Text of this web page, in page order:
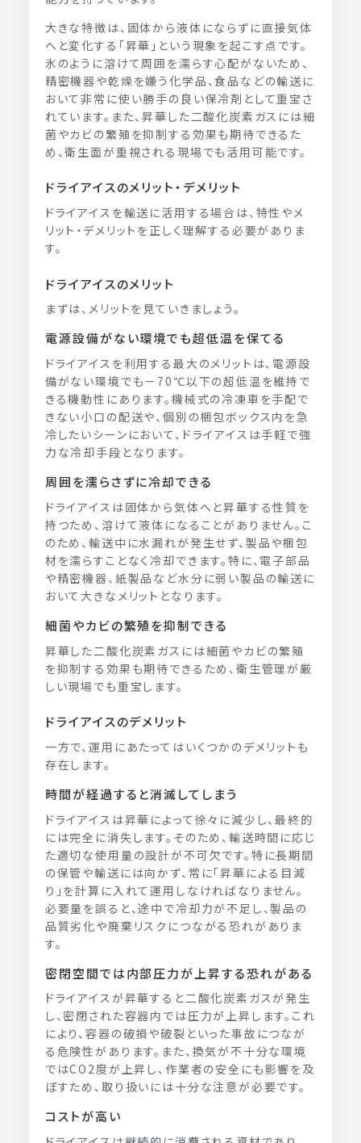
大きな特徴は、固体から液体にならずに直接気体
へと変化する「昇華」という現象を起こす点です。
氷のように溶けて周囲を濡らす心配がないため、
精密機器や乾燥を嫌う化学品、食品などの輸送に
おいて非常に使い勝手の良い保冷剤として重宝さ
れています。また、昇華した二酸化炭素ガスには細
菌やカビの繁殖を抑制する効果も期待できるた
め、衛生面が重視される現場でも活用可能です。
ドライアイスのメリット・デメリット
ドライアイスを輸送に活用する場合は、特性やメ
リット・デメリットを正しく理解する必要がありま
す。
ドライアイスのメリット
まずは、メリットを見ていきましょう。
電源設備がない環境でも超低温を保てる
ドライアイスを利用する最大のメリットは、電源設
備がない環境でも－70℃以下の超低温を維持で
きる機動性にあります。機械式の冷凍車を手配で
きない小口の配送や、個別の梱包ボックス内を急
冷したいシーンにおいて、ドライアイスは手軽で強
力な冷却手段となります。
周囲を濡らさずに冷却できる
ドライアイスは固体から気体へと昇華する性質を
持つため、溶けて液体になることがありません。こ
のため、輸送中に水漏れが発生せず、製品や梱包
材を濡らすことなく冷却できます。特に、電子部品
や精密機器、紙製品など水分に弱い製品の輸送に
おいて大きなメリットとなります。
細菌やカビの繁殖を抑制できる
昇華した二酸化炭素ガスには細菌やカビの繁殖
を抑制する効果も期待できるため、衛生管理が厳
しい現場でも重宝します。
ドライアイスのデメリット
一方で、運用にあたってはいくつかのデメリットも
存在します。
時間が経過すると消滅してしまう
ドライアイスは昇華によって徐々に減少し、最終的
には完全に消失します。そのため、輸送時間に応じ
た適切な使用量の設計が不可欠です。特に長期間
の保管や輸送には向かず、常に「昇華による目減
り」を計算に入れて運用しなければなりません。
必要量を誤ると、途中で冷却力が不足し、製品の
品質劣化や廃棄リスクにつながる恐れがありま
す。
密閉空間では内部圧力が上昇する恐れがある
ドライアイスが昇華すると二酸化炭素ガスが発生
し、密閉された容器内では圧力が上昇します。これ
により、容器の破損や破裂といった事故につなが
る危険性があります。また、換気が不十分な環境
ではCO2度が上昇し、作業者の安全にも影響を及
ぼすため、取り扱いには十分な注意が必要です。
コストが高い